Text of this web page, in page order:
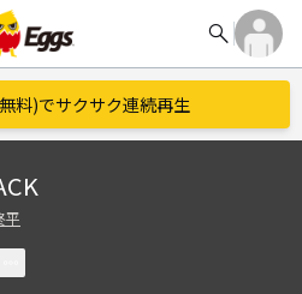
search
料)でサクサク連続再生
平